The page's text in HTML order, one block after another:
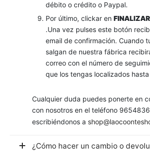
débito o crédito o Paypal.
Por último, clickar en
.Una vez pulses este botón
email de confirmación. Cuando
salgan de nuestra fábrica
correo con el número de
que los tengas localizados
Cualquier duda puedes ponerte en
con nosotros en el teléfono
escribiéndonos a
¿Cómo hacer un cambio o